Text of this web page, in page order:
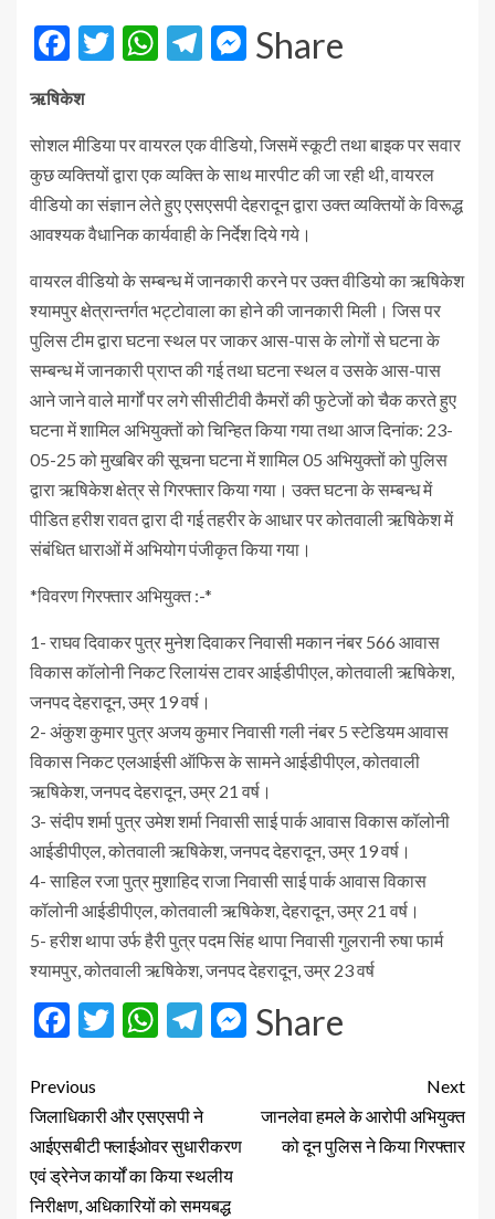
Facebook
Twitter
WhatsApp
Telegram
Messenger
Share
ऋषिकेश
सोशल मीडिया पर वायरल एक वीडियो, जिसमें स्कूटी तथा बाइक पर सवार
कुछ व्यक्तियों द्वारा एक व्यक्ति के साथ मारपीट की जा रही थी, वायरल
वीडियो का संज्ञान लेते हुए एसएसपी देहरादून द्वारा उक्त व्यक्तियों के विरूद्ध
आवश्यक वैधानिक कार्यवाही के निर्देश दिये गये।
वायरल वीडियो के सम्बन्ध में जानकारी करने पर उक्त वीडियो का ऋषिकेश
श्यामपुर क्षेत्रान्तर्गत भट्टोवाला का होने की जानकारी मिली। जिस पर
पुलिस टीम द्वारा घटना स्थल पर जाकर आस-पास के लोगों से घटना के
सम्बन्ध में जानकारी प्राप्त की गई तथा घटना स्थल व उसके आस-पास
आने जाने वाले मार्गों पर लगे सीसीटीवी कैमरों की फुटेजों को चैक करते हुए
घटना में शामिल अभियुक्तों को चिन्हित किया गया तथा आज दिनांक: 23-
05-25 को मुखबिर की सूचना घटना में शामिल 05 अभियुक्तों को पुलिस
द्वारा ऋषिकेश क्षेत्र से गिरफ्तार किया गया। उक्त घटना के सम्बन्ध में
पीडित हरीश रावत द्वारा दी गई तहरीर के आधार पर कोतवाली ऋषिकेश में
संबंधित धाराओं में अभियोग पंजीकृत किया गया।
*विवरण गिरफ्तार अभियुक्त :-*
1- राघव दिवाकर पुत्र मुनेश दिवाकर निवासी मकान नंबर 566 आवास
विकास कॉलोनी निकट रिलायंस टावर आईडीपीएल, कोतवाली ऋषिकेश,
जनपद देहरादून, उम्र 19 वर्ष।
2- अंकुश कुमार पुत्र अजय कुमार निवासी गली नंबर 5 स्टेडियम आवास
विकास निकट एलआईसी ऑफिस के सामने आईडीपीएल, कोतवाली
ऋषिकेश, जनपद देहरादून, उम्र 21 वर्ष।
3- संदीप शर्मा पुत्र उमेश शर्मा निवासी साई पार्क आवास विकास कॉलोनी
आईडीपीएल, कोतवाली ऋषिकेश, जनपद देहरादून, उम्र 19 वर्ष।
4- साहिल रजा पुत्र मुशाहिद राजा निवासी साई पार्क आवास विकास
कॉलोनी आईडीपीएल, कोतवाली ऋषिकेश, देहरादून, उम्र 21 वर्ष।
5- हरीश थापा उर्फ हैरी पुत्र पदम सिंह थापा निवासी गुलरानी रुषा फार्म
श्यामपुर, कोतवाली ऋषिकेश, जनपद देहरादून, उम्र 23 वर्ष
Facebook
Twitter
WhatsApp
Telegram
Messenger
Share
Previous
जिलाधिकारी और एसएसपी ने
आईएसबीटी फ्लाईओवर सुधारीकरण
एवं ड्रेनेज कार्यों का किया स्थलीय
निरीक्षण, अधिकारियों को समयबद्ध
Next
जानलेवा हमले के आरोपी अभियुक्त
को दून पुलिस ने किया गिरफ्तार